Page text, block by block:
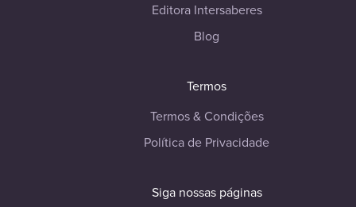
Editora Intersaberes
Blog
Termos
Termos & Condições
Política de Privacidade
Siga nossas páginas